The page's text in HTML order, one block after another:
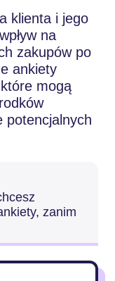
klienta i jego
na
zakupów po
ankiety
mogą
potencjalnych
zanim